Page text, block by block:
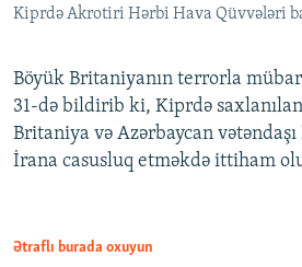
Kiprdə Akrotiri Hərbi Hava Qüvvələri
Böyük Britaniyanın terrorla
31-də bildirib ki, Kiprdə
Britaniya və Azərbaycan vətəndaşı
İrana casusluq etməkdə ittiham
Ətraflı burada oxuyun